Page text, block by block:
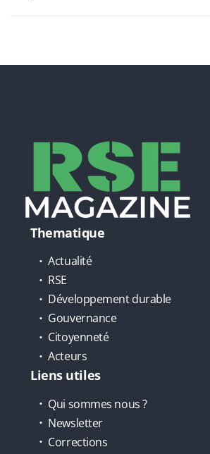
Thematique
Actualité
RSE
Développement durable
Gouvernance
Citoyenneté
Acteurs
Liens utiles
Qui sommes nous ?
Newsletter
Corrections